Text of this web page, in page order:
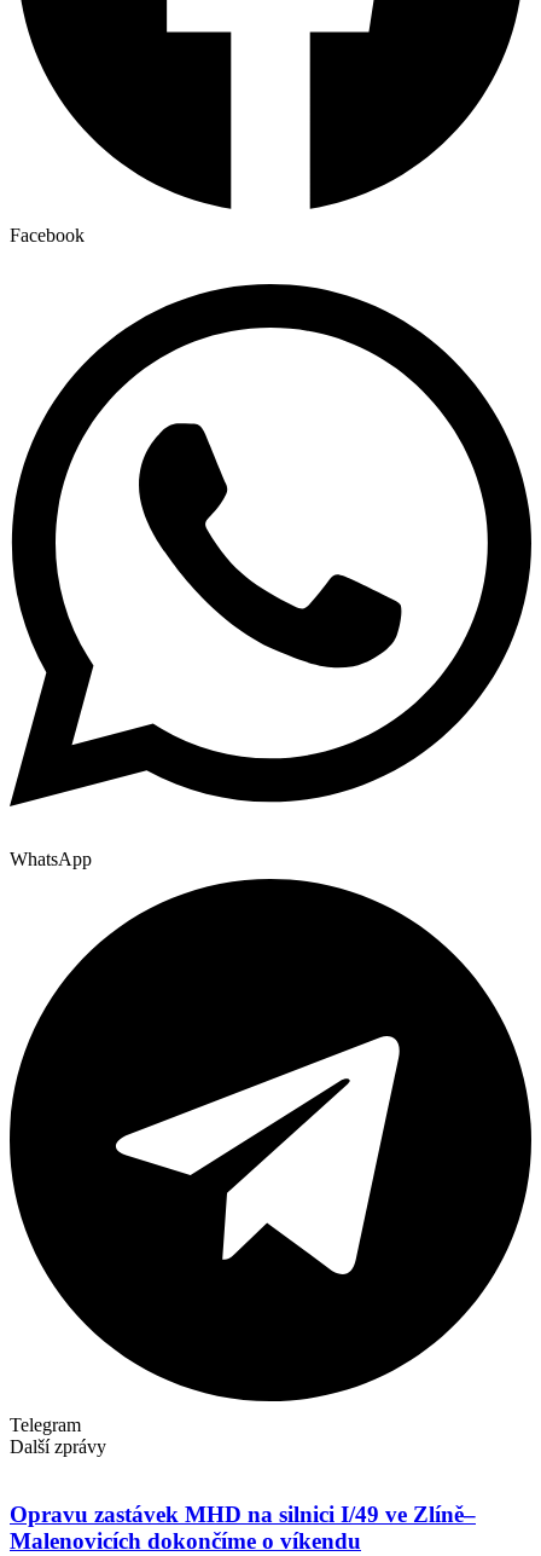
Facebook
WhatsApp
Telegram
Další zprávy
Opravu zastávek MHD na silnici I/49 ve Zlíně–
Malenovicích dokončíme o víkendu